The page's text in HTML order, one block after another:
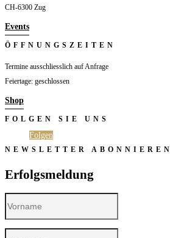
CH-6300 Zug
Events
ÖFFNUNGSZEITEN
Termine ausschliesslich auf Anfrage
Feiertage: geschlossen
Shop
FOLGEN SIE UNS
Folgen
NEWSLETTER ABONNIEREN
Erfolgsmeldung